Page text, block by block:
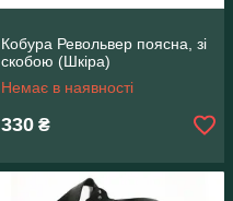
Кобура Револьвер поясна, зі
скобою (Шкіра)
Немає в наявності
330 ₴